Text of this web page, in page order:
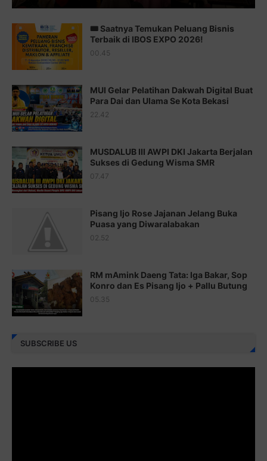
Juz 13 ⇨http://j.mp/2bFTiKQ
Juz 14 ⇨http://j.mp/2b8SUTA
Juz 15 ⇨http://j.mp/2bFRQIM
Juz 17 ⇨http://j.mp/2brHsFz
Juz 18 ⇨http://j.mp/2b8SCfc
Juz 19 ⇨http://j.mp/2bFSq95
Juz 20 ⇨http://j.mp/2brI1zc
Juz 21 ⇨http://j.mp/2b8VcBO
http://j.mp/2bFRxNP
http://j.mp/2brItxm
Juz 25 ⇨http://j.mp/2brImlf
Juz 26 ⇨http://j.mp/2bFRHF2
🎟️ Saatnya Temukan Peluang Bisnis
Terbaik di IBOS EXPO 2026!
00.45
MUI Gelar Pelatihan Dakwah Digital Buat
Para Dai dan Ulama Se Kota Bekasi
22.42
MUSDALUB III AWPI DKI Jakarta Berjalan
Sukses di Gedung Wisma SMR
07.47
Pisang Ijo Rose Jajanan Jelang Buka
Puasa yang Diwaralabakan
02.52
RM mAmink Daeng Tata: Iga Bakar, Sop
Konro dan Es Pisang Ijo + Pallu Butung
05.35
SUBSCRIBE US